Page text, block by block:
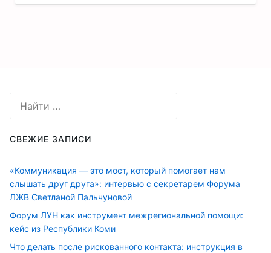
СВЕЖИЕ ЗАПИСИ
«Коммуникация — это мост, который помогает нам
слышать друг друга»: интервью с секретарем Форума
ЛЖВ Светланой Пальчуновой
Форум ЛУН как инструмент межрегиональной помощи:
кейс из Республики Коми
Что делать после рискованного контакта: инструкция в